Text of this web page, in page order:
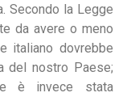
Secondo la Legge
da avere o meno
italiano dovrebbe
del nostro Paese;
è invece stata